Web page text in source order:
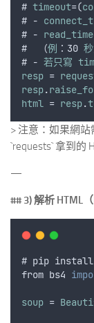
# timeout=(
# -
# -
#  （例 ：30
# - 若只寫
resp =
resp.
html = resp.
> 注意：如果網站
`requests` 拿到的
—
## 3) 解析 HTML
# pip install
from bs4
soup =